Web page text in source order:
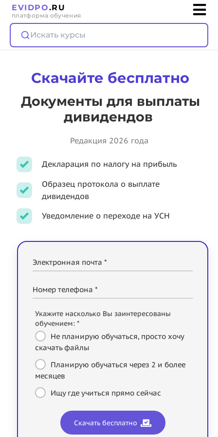
EVIDPO.RU
платформа обучения
Искать курсы
Скачайте бесплатно
Документы для выплаты
дивидендов
Редакция 2026 года
Декларация по налогу на прибыль
Образец протокола о выплате
дивидендов
Уведомление о переходе на УСН
Электронная почта *
Номер телефона *
Укажите насколько Вы заинтересованы
обучением: *
Не планирую обучаться, просто хочу
скачать файлы
Планирую обучаться через 2 и более
месяцев
Ищу где учиться прямо сейчас
Скачать бесплатно